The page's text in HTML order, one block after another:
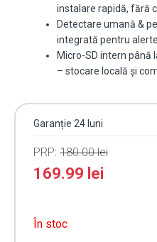
instalare rapidă, fără
Detectare umană &
integrată pentru
Micro-SD intern până
– stocare locală și
Garanție 24 luni
PRP: 180.00lei
169.99 lei
În stoc